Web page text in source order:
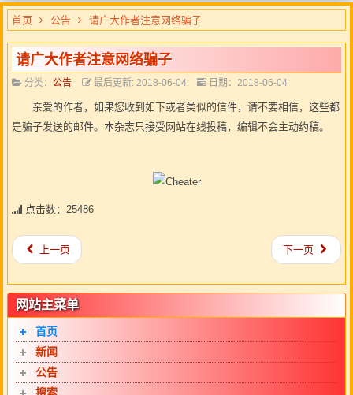
首页 公告 请广大作者注意网络骗子
请广大作者注意网络骗子
分类： 公告 最后更新: 2018-06-04 日期：2018-06-04
亲爱的作者，如果您收到如下或者类似的信件，请不要相信，这些都
是骗子发送的邮件。本杂志只接受网站在线投稿，编辑不会主动约稿。
点击数：25486
上一页 下一页
网站主菜单
首页
新闻
公告